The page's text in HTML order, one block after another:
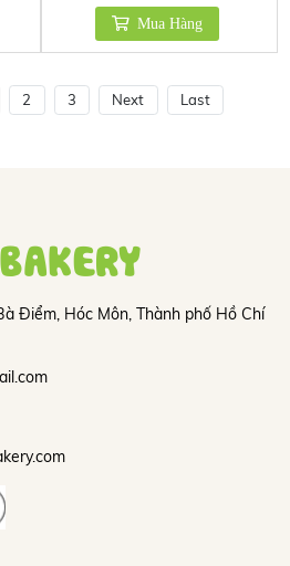
Mua Hàng
2 3 Next Last
Điểm, Hóc Môn, Thành phố Hồ Chí